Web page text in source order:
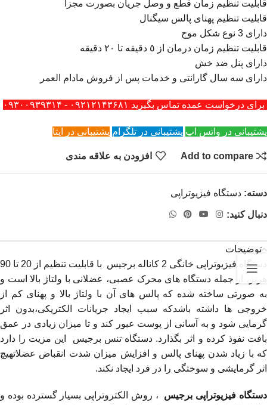
قابلیت تنظیم زمان قطع و وصل جریان بصورت مجزا
قابلیت تنظیم پهنای پالس سیگنال
دارای 3 نوع شکل موج
قابلیت تنظیم زمان درمان از ٥ دقیقه تا ٢٠ دقیقه
دارای پنل ضد خش
دارای سه سال گارانتی و خدمات پس از فروش مادام العمر
برای درخواست عمده تماس بگیرید ۰۹۲۱۲۱۴۳۶۸۱ - ۰۹۳۰۰۹۳۹۳۱۴
پشتیبانی در واتس اپ پشتیبانی در تلگرام پشتیبانی در ایتا
Add to compare افزودن به علاقه مندی
دسته: دستگاه فیزیوتراپی
دنبال کنید:
توضیحات
دستگاه فیزیوتراپی خانگی 2 کاناله برجیس با قابلیت تنظیم از 20 تا 90
هرتز، از جمله دستگاه های محرک عصبی، عضلانی با ولتاژ بالا است و
به صورتی ساخته شده که پالس های آن با ولتاژ بالا و پهنای کم از
خروجی ها داشته باشدکه سبب ایجاد جریانات الکتریکی،بدون اثر
گرمایی شود و به آسانی از پوست عبور کند و تا میزان زیادی در عمق
بافت نفوذ کرده و اثر بگذارد. دستگاه تنس برجیس این مزیت را دارد
که با زیاد شدن پهنای پالس و افزایش میزان شدت انقباض عضلاتهیچ
اثر گرمایشی و سوختگی را در فرد ایجاد نکند.
دستگاه فیزیوتراپی برجیس
، روش الکتروتراپی بسیار گسترده بوده و